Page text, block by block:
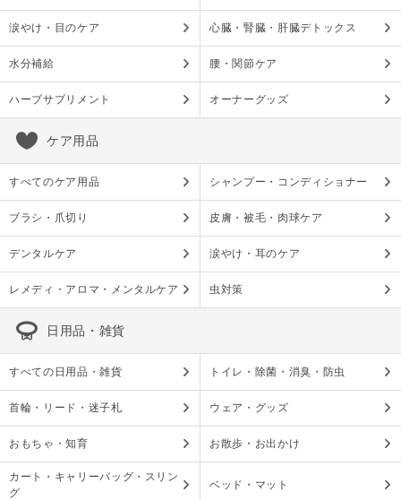
涙やけ・目のケア 心臓・腎臓・肝臓デトックス
水分補給 腰・関節ケア
ハーブサプリメント オーナーグッズ
ケア用品
すべてのケア用品 シャンプー・コンディショナー
ブラシ・爪切り 皮膚・被毛・肉球ケア
デンタルケア 涙やけ・耳のケア
レメディ・アロマ・メンタルケア 虫対策
日用品・雑貨
すべての日用品・雑貨 トイレ・除菌・消臭・防虫
首輪・リード・迷子札 ウェア・グッズ
おもちゃ・知育 お散歩・お出かけ
カート・キャリーバッグ・スリン
グ
ベッド・マット